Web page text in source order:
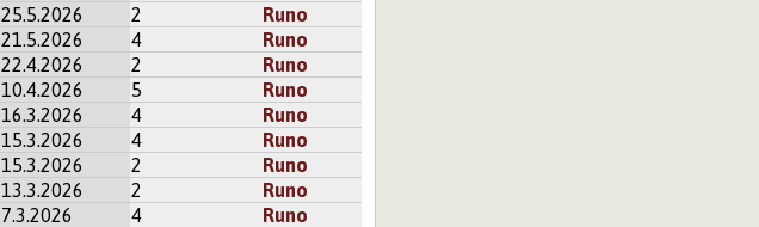
25.5.2026 2
Runo
21.5.2026 4
Runo
22.4.2026 2
Runo
10.4.2026 5
Runo
16.3.2026 4
Runo
15.3.2026 4
Runo
15.3.2026 2
Runo
13.3.2026 2
Runo
7.3.2026 4
Runo